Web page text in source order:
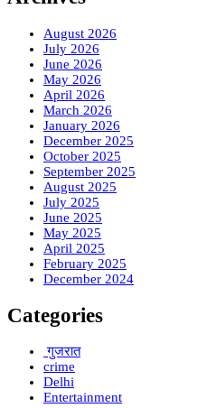
August 2026
July 2026
June 2026
May 2026
April 2026
March 2026
January 2026
December 2025
October 2025
September 2025
August 2025
July 2025
June 2025
May 2025
April 2025
February 2025
December 2024
Categories
गुजरात
crime
Delhi
Entertainment